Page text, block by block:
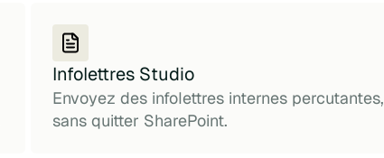
Infolettres Studio
Envoyez des infolettres internes percutantes,
sans quitter SharePoint.